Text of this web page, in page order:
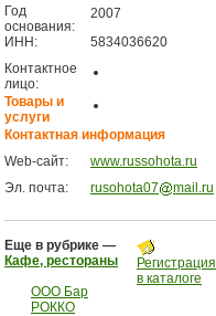
Год
основания:
2007
ИНН:
5834036620
Контактное
лицо:
Товары и
услуги
Контактная информация
Web-сайт:
www.russohota.ru
Эл. почта:
rusohota07 mail.ru
Еще в рубрике —
Кафе, рестораны
ООО Бар
РОККО
Регистрация
в каталоге